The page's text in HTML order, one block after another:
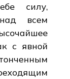
силу,
всем
с явной